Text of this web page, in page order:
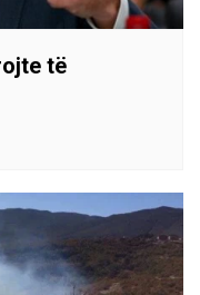
të